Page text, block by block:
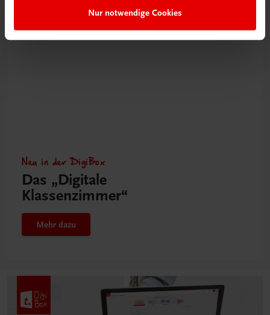
Nur notwendige Cookies
Neu in der DigiBox
Das „Digitale
Klassenzimmer“
Mehr dazu